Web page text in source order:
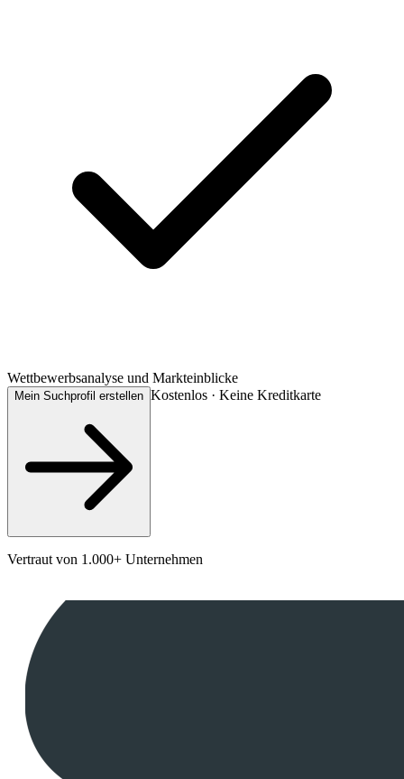
Wettbewerbsanalyse und Markteinblicke
Mein Suchprofil erstellen Kostenlos · Keine Kreditkarte
Vertraut von 1.000+ Unternehmen